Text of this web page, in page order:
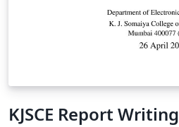
KJSCE Report Writing